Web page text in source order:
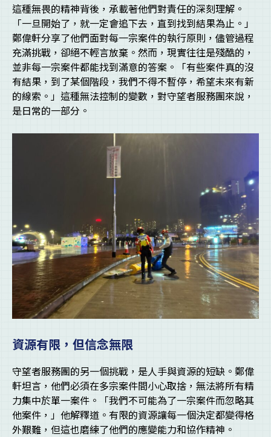
這種無畏的精神背後，承載著他們對責任的深刻理解。
「一旦開始了，就一定會追下去，直到找到結果為止。」
鄭偉軒分享了他們面對每一宗案件的執行原則，儘管過程
充滿挑戰，卻絕不輕言放棄。然而，現實往往是殘酷的，
並非每一宗案件都能找到滿意的答案。「有些案件真的沒
有結果，到了某個階段，我們不得不暫停，希望未來有新
的線索。」這種無法控制的變數，對守望者服務團來說，
是日常的一部分。
資源有限，但信念無限
守望者服務團的另一個挑戰，是人手與資源的短缺。鄭偉
軒坦言，他們必須在多宗案件間小心取捨，無法將所有精
力集中於單一案件。「我們不可能為了一宗案件而忽略其
他案件，」他解釋道。有限的資源讓每一個決定都變得格
外艱難，但這也磨練了他們的應變能力和協作精神。